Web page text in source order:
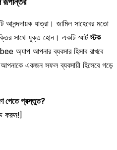
আনন্দদায়ক যাত্রা। জামিল সাহেবের মতো
সাথে যুক্ত হোন। একটি স্মার্টস্টক
অ্যাপ আপনার ব্যবসার হিসাব রাখবে
আপনাকে একজন সফল ব্যবসায়ী হিসেবে গড়ে
পেতে প্রস্তুত?
করুন!]